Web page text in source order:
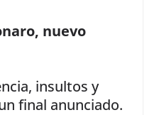
nuevo
insultos y
final anunciado.